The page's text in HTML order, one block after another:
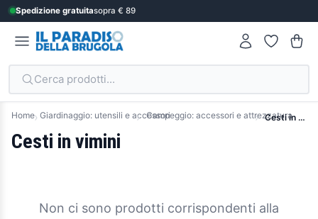
Spedizione gratuitasopra € 89
Cerca prodotti...
Home Giardinaggio: utensili e accessoriCampeggio: accessori e attrezzatura Cesti in vimini
Cesti in vimini
Non ci sono prodotti corrispondenti alla